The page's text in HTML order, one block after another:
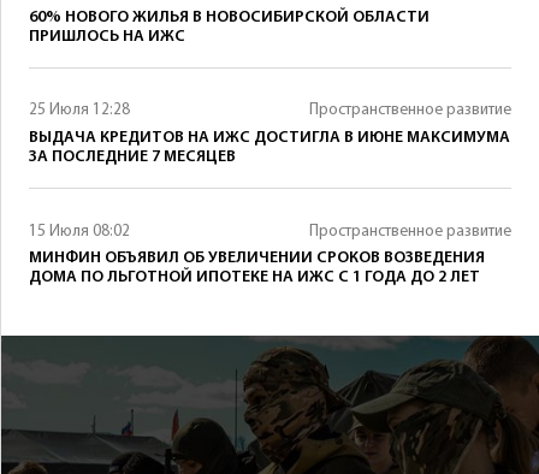
60% НОВОГО ЖИЛЬЯ В НОВОСИБИРСКОЙ ОБЛАСТИ
ПРИШЛОСЬ НА ИЖС
25 Июля 12:28
Пространственное развитие
ВЫДАЧА КРЕДИТОВ НА ИЖС ДОСТИГЛА В ИЮНЕ МАКСИМУМА
ЗА ПОСЛЕДНИЕ 7 МЕСЯЦЕВ
15 Июля 08:02
Пространственное развитие
МИНФИН ОБЪЯВИЛ ОБ УВЕЛИЧЕНИИ СРОКОВ ВОЗВЕДЕНИЯ
ДОМА ПО ЛЬГОТНОЙ ИПОТЕКЕ НА ИЖС С 1 ГОДА ДО 2 ЛЕТ